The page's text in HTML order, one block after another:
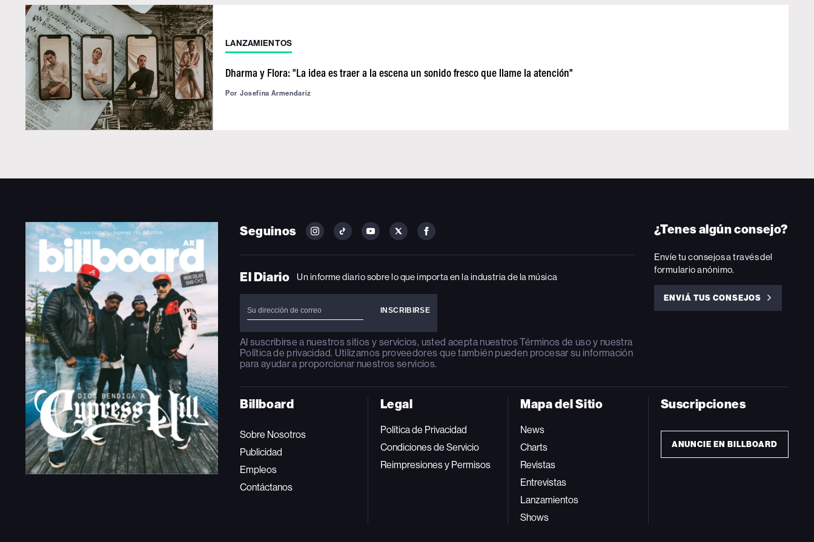
LANZAMIENTOS
Dharma y Flora: "La idea es traer a la escena un sonido fresco que llame la atención"
Por Josefina Armendariz
Seguinos
FOLLOW
ON
FOLLOW
ON
FOLLOW
ON
FOLLOW
ON
FOLLOW
ON
El Diario Un informe diario sobre lo que importa en la industria de la música
Al suscribirse a nuestros sitios y servicios, usted acepta nuestrosTérminos de usoy nuestra
Política de privacidad. Utilizamos proveedores que también pueden procesar su información
para ayudar a proporcionar nuestros servicios.
¿Tenes algún consejo?
Envíe tu consejos a través del
formulario anónimo.
ENVIÁ TUS CONSEJOS
ENVIÁ
Billboard
Sobre Nosotros
Publicidad
Empleos
Contáctanos
Legal
Política de Privacidad
Condiciones de Servicio
Reimpresiones y Permisos
Mapa del Sitio
News
Charts
Revistas
Entrevistas
Lanzamientos
Shows
Suscripciones
ANUNCIE EN BILLBOARD